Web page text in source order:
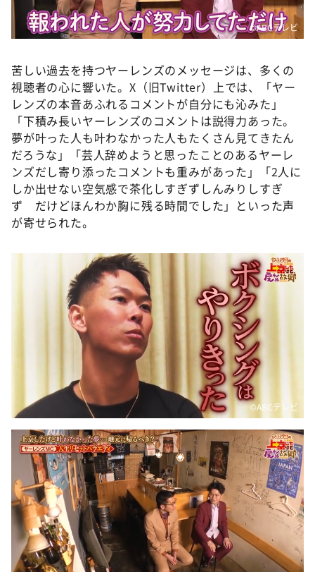
©️ABCテレビ
苦しい過去を持つヤーレンズのメッセージは、多くの
視聴者の心に響いた。X（旧Twitter）上では、「ヤー
レンズの本音あふれるコメントが自分にも沁みた」
「下積み長いヤーレンズのコメントは説得力あった。
夢が叶った人も叶わなかった人もたくさん見てきたん
だろうな」「芸人辞めようと思ったことのあるヤーレ
ンズだし寄り添ったコメントも重みがあった」「2人に
しか出せない空気感で茶化しすぎずしんみりしすぎ
ず だけどほんわか胸に残る時間でした」といった声
が寄せられた。
©️ABCテレビ